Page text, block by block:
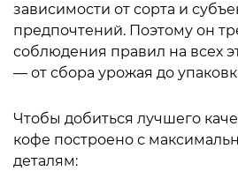
зависимости от сорта и
предпочтений. Поэтому он
соблюдения правил на всех
— от сбора урожая до
Чтобы добиться лучшего
кофе построено с
деталям: